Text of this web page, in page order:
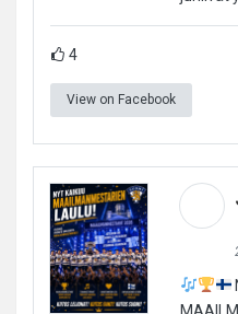
4
View on Facebook